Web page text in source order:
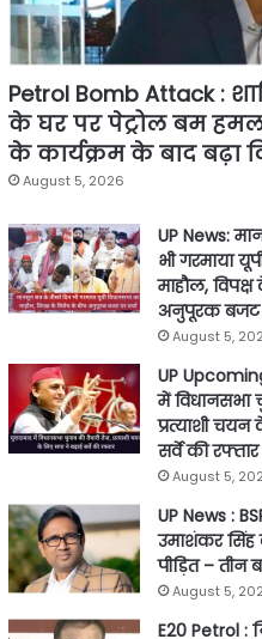
Petrol Bomb Attack :
के घर पर पेट्रोल बम
के कार्यक्रम के बाद बढ़ा
August 5, 2026
UP News:
भी गरमाया
माहौल,
अनुपूरक बजट
August 5,
UP
में विधानसभा
प्रत्याशी
सर्वे की रफ्तार
August 5,
UP News :
उमाशंकर
पीड़ित – तीन
August 5,
E20 Petrol :